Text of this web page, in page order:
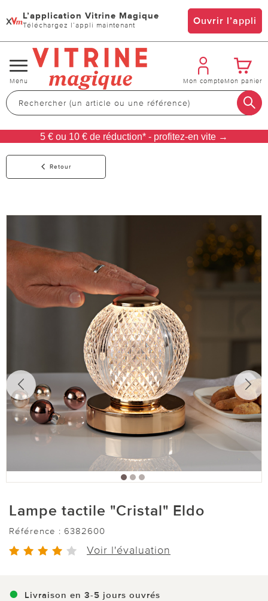
x L’application Vitrine Magique
Téléchargez l’appli maintenant Ouvrir l’appli
Changer
de
navigation
Menu Mon compteMon panier
5 € ou 10 € de réduction* - profitez-en vite →
Retour
Lampe tactile "Cristal" Eldo
Référence : 6382600
Voir l'évaluation
Livraison en 3-5 jours ouvrés